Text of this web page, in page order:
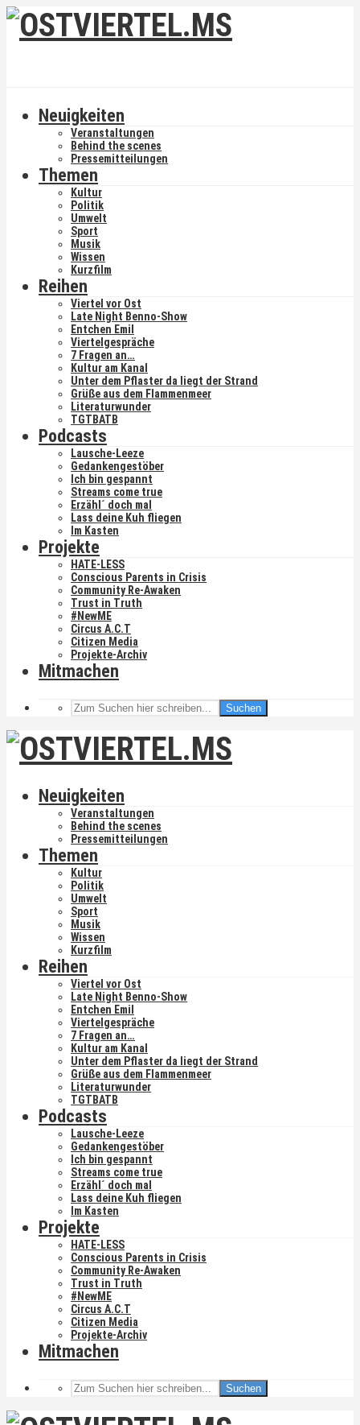
Neuigkeiten
Veranstaltungen
Behind the scenes
Pressemitteilungen
Themen
Kultur
Politik
Umwelt
Sport
Musik
Wissen
Kurzfilm
Reihen
Viertel vor Ost
Late Night Benno-Show
Entchen Emil
Viertelgespräche
7 Fragen an…
Kultur am Kanal
Unter dem Pflaster da liegt der Strand
Grüße aus dem Flammenmeer
Literaturwunder
TGTBATB
Podcasts
Lausche-Leeze
Gedankengestöber
Ich bin gespannt
Streams come true
Erzähl´ doch mal
Lass deine Kuh fliegen
Im Kasten
Projekte
HATE-LESS
Conscious Parents in Crisis
Community Re-Awaken
Trust in Truth
#NewME
Circus A.C.T
Citizen Media
Projekte-Archiv
Mitmachen
Suchen
Neuigkeiten
Veranstaltungen
Behind the scenes
Pressemitteilungen
Themen
Kultur
Politik
Umwelt
Sport
Musik
Wissen
Kurzfilm
Reihen
Viertel vor Ost
Late Night Benno-Show
Entchen Emil
Viertelgespräche
7 Fragen an…
Kultur am Kanal
Unter dem Pflaster da liegt der Strand
Grüße aus dem Flammenmeer
Literaturwunder
TGTBATB
Podcasts
Lausche-Leeze
Gedankengestöber
Ich bin gespannt
Streams come true
Erzähl´ doch mal
Lass deine Kuh fliegen
Im Kasten
Projekte
HATE-LESS
Conscious Parents in Crisis
Community Re-Awaken
Trust in Truth
#NewME
Circus A.C.T
Citizen Media
Projekte-Archiv
Mitmachen
Suchen